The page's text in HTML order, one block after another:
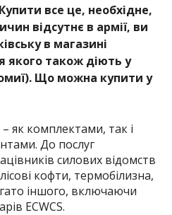
все це, необхідне,
відсутнє в армії, ви
в магазині
якого також діють у
Що можна купити у
як комплектами, так і
До послуг
силових відомств
кофти, термобілизна,
іншого, включаючи
ECWCS.